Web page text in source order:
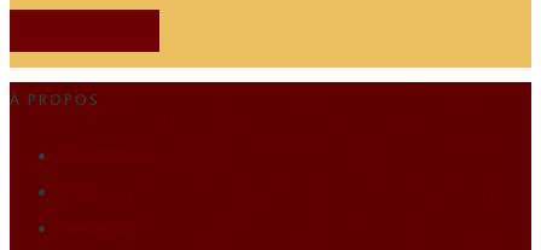
À PROPOS